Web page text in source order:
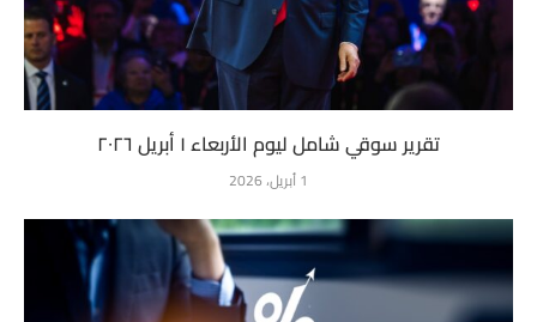
تقرير سوقي شامل ليوم الأربعاء ١ أبريل ٢٠٢٦
1 أبريل، 2026